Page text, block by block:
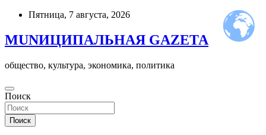
Skip
content
Пятница, 7 августа, 2026
MUNИЦИПАЛЬНАЯ GAZЕТА
общество, культура, экономика, политика
Поиск
Поиск